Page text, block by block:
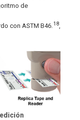
de
con ASTM B46.18,